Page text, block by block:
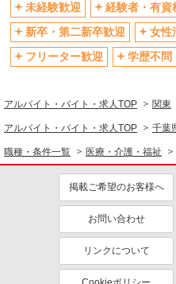
制服貸与
資格取得支援制度あり
同じ職種から求人を探す
同じ特徴から求人を探す
未経験歓迎
ボーナス・賞与あり
未経験歓迎
経験者・有資
新卒・第二新卒歓迎
女性
フリーター歓迎
学歴不問
アルバイト・バイト・求人TOP 関東
アルバイト・バイト・求人TOP 千葉
職種・条件一覧 医療・介護・福祉
掲載ご希望のお客様へ
お問い合わせ
リンクについて